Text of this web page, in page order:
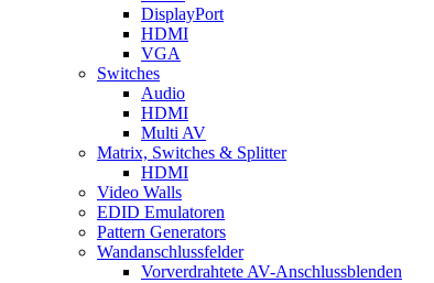
DisplayPort
HDMI
VGA
Switches
Audio
HDMI
Multi AV
Matrix, Switches & Splitter
HDMI
Video Walls
EDID Emulatoren
Pattern Generators
Wandanschlussfelder
Vorverdrahtete AV-Anschlussblenden